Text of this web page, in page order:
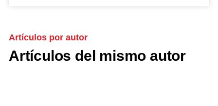
Artículos por autor
Artículos del mismo autor